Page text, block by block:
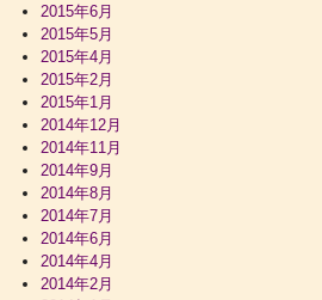
2015年6月
2015年5月
2015年4月
2015年2月
2015年1月
2014年12月
2014年11月
2014年9月
2014年8月
2014年7月
2014年6月
2014年4月
2014年2月